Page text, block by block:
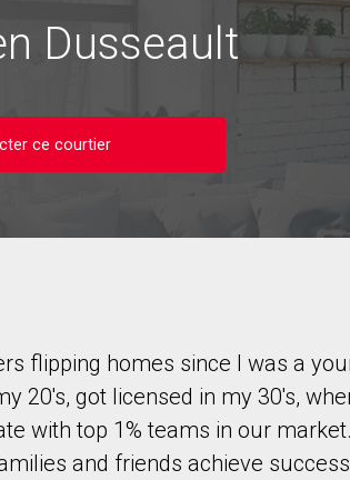
Dusseault
ce courtier
flipping homes since I was a
20's, got licensed in my 30's,
with top 1% teams in our
and friends achieve